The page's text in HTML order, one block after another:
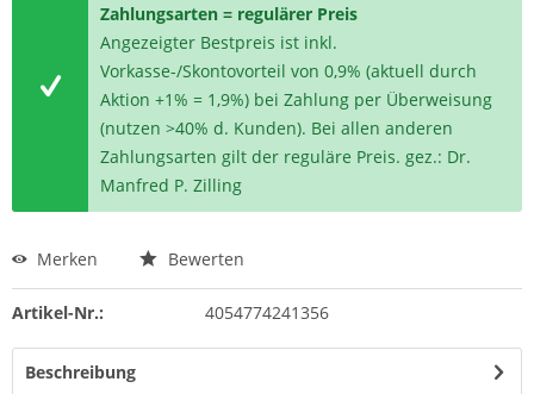
Zahlungsarten = regulärer Preis
Angezeigter Bestpreis ist inkl.
Vorkasse-/Skontovorteil von 0,9% (aktuell durch
Aktion +1% = 1,9%) bei Zahlung per Überweisung
(nutzen >40% d. Kunden). Bei allen anderen
Zahlungsarten gilt der reguläre Preis. gez.: Dr.
Manfred P. Zilling
Merken Bewerten
Artikel-Nr.: 4054774241356
Beschreibung